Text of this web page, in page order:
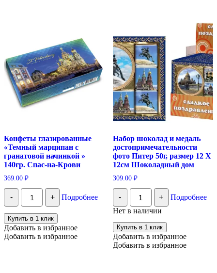
Конфеты глазированные
«Темный марципан с
гранатовой начинкой »
140гр. Спас-на-Крови
369.00 ₽
-
Количество
Конфеты
глазированные
"Темный
марципан
с
гранатовой
+ Подробнее
Купить в 1 клик
Добавить в избранное
Добавить в избранное
Набор шоколад и медаль
достопримечательности
фото Питер 50г, размер 12 Х
12см Шоколадный дом
309.00 ₽
-
Количество
Набор
шоколад
и
медаль
достопримечательности
фото
Питер
+
Подробнее
Нет в наличии
Купить в 1 клик
Добавить в избранное
Добавить в избранное